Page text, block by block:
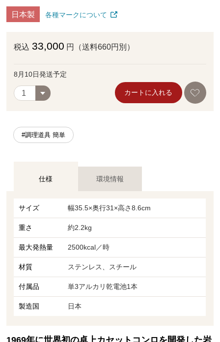
日本製 各種マークについて
税込 33,000 円（送料660円別）
8月10日発送予定
カートに入れる
#調理道具 簡単
仕様 環境情報
サイズ 幅35.5×奥行31×高さ8.6cm
重さ 約2.2kg
最大発熱量 2500kcal／時
材質 ステンレス、スチール
付属品 単3アルカリ乾電池1本
製造国 日本
1969年に世界初の卓上カセットコンロを開発した岩